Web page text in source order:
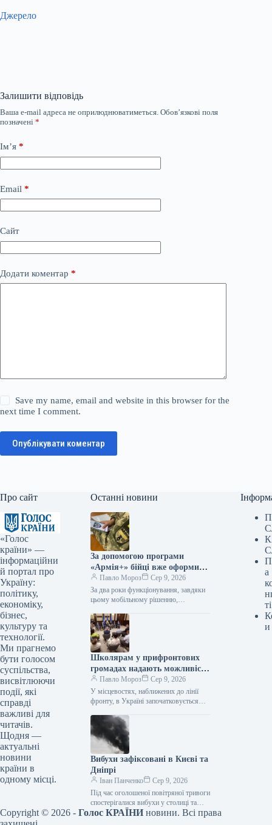
Джерело
Залишити відповідь
Ваша e-mail адреса не оприлюднюватиметься. Обов’язкові поля
позначені *
Ім’я *
Email *
Сайт
Додати коментар *
Save my name, email and website in this browser for the
next time I comment.
Опублікувати коментар
Про сайт
«Голос
країни» —
інформаційни
й портал про
Україну:
політику,
економіку,
бізнес,
культуру та
технології.
Ми прагнемо
бути голосом
суспільства,
висвітлюючи
події, які
справді
важливі для
читачів.
Щодня —
актуальні
новини
країни в
одному місці.
Останні новини
За допомогою програми
«Армія+» бійці вже оформили
майже 3 мільйони рапортів.
Павло Мороз
Сер 9, 2026
За два роки функціонування, завдяки
цьому мобільному рішенню,
приблизно 3 мільйони рапортів. За
інформацією, наданою Укрінформом,
це…
Школярам у прифронтових
громадах надають можливість
безпечно діставатися до
навчальних закладів завдяки
новій програмі «Безпечний
Павло Мороз
Сер 9, 2026
У місцевостях, наближених до лінії
фронту, в Україні започатковується
учнів, де будуть розміщені пересувні
захисні споруди.…
Вибухи зафіксовані в Києві та
Дніпрі
Іван Панченко
Сер 9, 2026
Під час оголошеної повітряної тривоги
спостерігалися вибухи у столиці та
місті Дніпро. Цю інформацію
а
ті
и
Copyright © 2026 - Голос КРАЇНИ новини. Всі права